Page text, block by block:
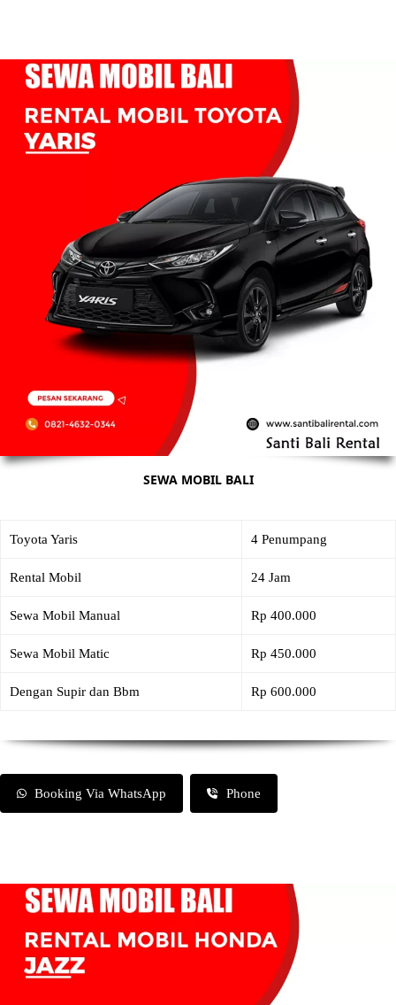
SEWA MOBIL BALI
Toyota Yaris 4 Penumpang
Rental Mobil 24 Jam
Sewa Mobil Manual Rp 400.000
Sewa Mobil Matic Rp 450.000
Dengan Supir dan Bbm Rp 600.000
Booking Via WhatsApp Phone